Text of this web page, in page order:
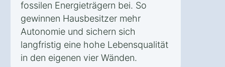
fossilen Energieträgern bei. So
gewinnen Hausbesitzer mehr
Autonomie und sichern sich
langfristig eine hohe Lebensqualität
in den eigenen vier Wänden.